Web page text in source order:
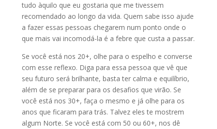
tudo àquilo que eu gostaria que me tivessem
recomendado ao longo da vida. Quem sabe isso ajude
a fazer essas pessoas chegarem num ponto onde o
que mais vai incomodá-la é a febre que custa a passar.
Se você está nos 20+, olhe para o espelho e converse
com esse reflexo. Diga para essa pessoa que vê que
seu futuro será brilhante, basta ter calma e equilíbrio,
além de se preparar para os desafios que virão. Se
você está nos 30+, faça o mesmo e já olhe para os
anos que ficaram para trás. Talvez eles te mostrem
algum Norte. Se você está com 50 ou 60+, nos dê